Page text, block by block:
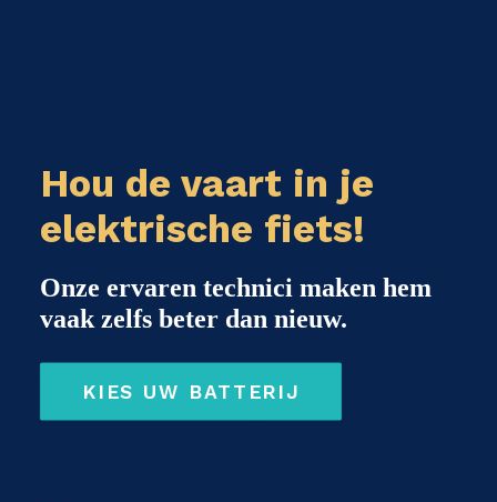
Hou de vaart in je
elektrische fiets!
Onze ervaren technici maken hem
vaak zelfs beter dan nieuw.
KIES UW BATTERIJ